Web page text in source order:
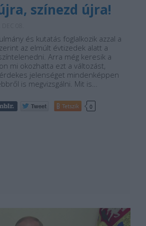
színezd újra!
és kutatás foglalkozik azzal a
az elmúlt évtizedek alatt a
Arra még keresik a
mi okozhatta ezt a változást,
jelenséget mindenképpen
is megvizsgálni. Mit is…
Tetszik 0